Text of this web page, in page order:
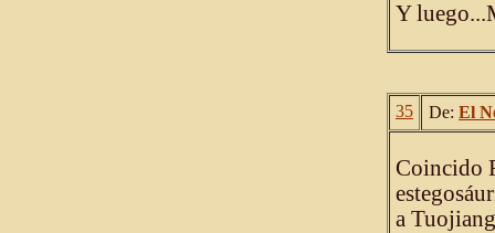
Y
35 De: El
Coincido
a